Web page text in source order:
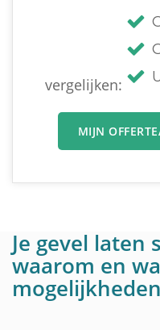
vergelijken:
MIJN
Je gevel laten
waarom en